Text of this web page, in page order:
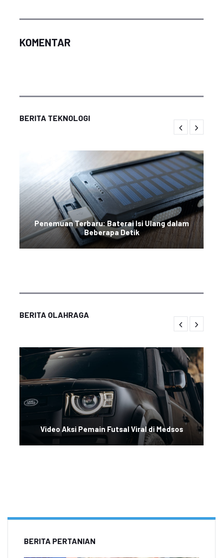
KOMENTAR
BERITA TEKNOLOGI
Penemuan Terbaru: Baterai Isi Ulang dalam
Beberapa Detik
BERITA OLAHRAGA
Video Aksi Pemain Futsal Viral di Medsos
BERITA PERTANIAN